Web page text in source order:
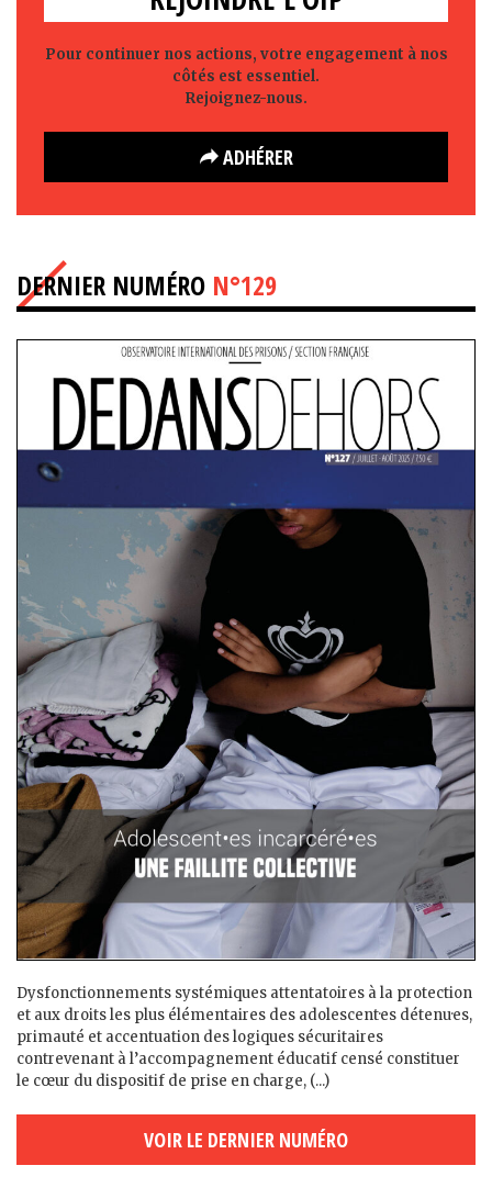
Pour continuer nos actions, votre engagement à nos
côtés est essentiel.
Rejoignez-nous.
ADHÉRER
DERNIER NUMÉRO N°129
Dysfonctionnements systémiques attentatoires à la protection
et aux droits les plus élémentaires des adolescent·es détenu·es,
primauté et accentuation des logiques sécuritaires
contrevenant à l’accompagnement éducatif censé constituer
le cœur du dispositif de prise en charge, (...)
VOIR LE DERNIER NUMÉRO